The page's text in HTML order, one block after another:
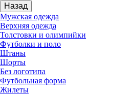
Назад
Мужская одежда
Верхняя одежда
Толстовки и олимпийки
Футболки и поло
Штаны
Шорты
Без логотипа
Футбольная форма
Жилеты